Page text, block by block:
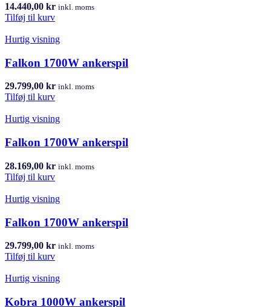
14.440,00 kr inkl. moms
Tilføj til kurv
Hurtig visning
Falkon 1700W ankerspil
29.799,00 kr inkl. moms
Tilføj til kurv
Hurtig visning
Falkon 1700W ankerspil
28.169,00 kr inkl. moms
Tilføj til kurv
Hurtig visning
Falkon 1700W ankerspil
29.799,00 kr inkl. moms
Tilføj til kurv
Hurtig visning
Kobra 1000W ankerspil